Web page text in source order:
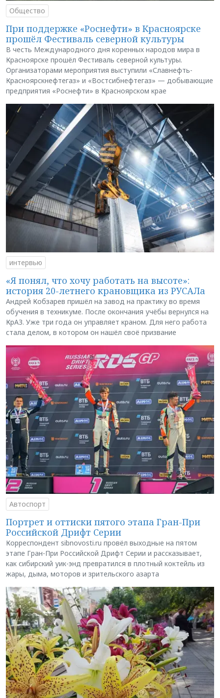
Общество
При поддержке «Роснефти» в Красноярске
прошёл Фестиваль северной культуры
В честь Международного дня коренных народов мира в
Красноярске прошёл Фестиваль северной культуры.
Организаторами мероприятия выступили «Славнефть-
Красноярскнефтегаз» и «Востсибнефтегаз» — добывающие
предприятия «Роснефти» в Красноярском крае
интервью
«Я понял, что хочу работать на высоте»:
история 20-летнего крановщика из РУСАЛа
Андрей Кобзарев пришёл на завод на практику во время
обучения в техникуме. После окончания учёбы вернулся на
КрАЗ. Уже три года он управляет краном. Для него работа
стала делом, в котором он нашёл своё призвание
Автоспорт
Портрет и оттиски пятого этапа Гран-При
Российской Дрифт Серии
Корреспондент sibnovosti.ru провёл выходные на пятом
этапе Гран-При Российской Дрифт Серии и рассказывает,
как сибирский уик-энд превратился в плотный коктейль из
жары, дыма, моторов и зрительского азарта